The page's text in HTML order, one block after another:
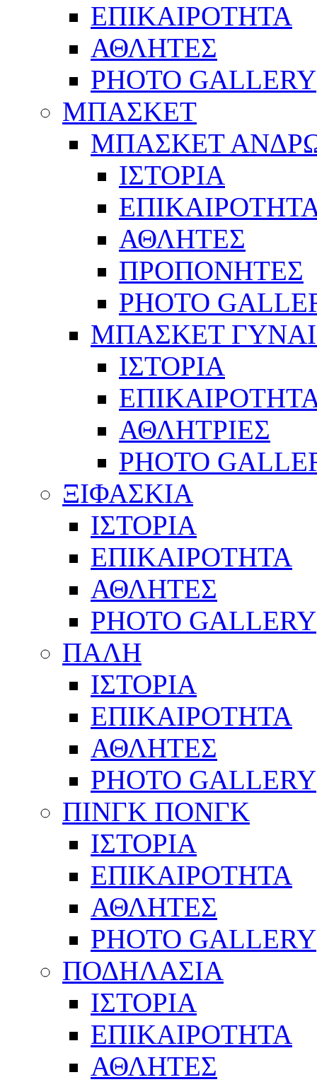
ΕΠΙΚΑΙΡΟΤΗΤΑ
ΑΘΛΗΤΕΣ
PHOTO GALLERY
ΜΠΑΣΚΕΤ
ΜΠΑΣΚΕΤ
ΙΣΤΟΡΙΑ
ΑΘΛΗΤΕΣ
ΠΡΟΠΟΝΗΤΕΣ
PHOTO
ΜΠΑΣΚΕΤ
ΙΣΤΟΡΙΑ
ΑΘΛΗΤΡΙΕΣ
PHOTO
ΞΙΦΑΣΚΙΑ
ΙΣΤΟΡΙΑ
ΕΠΙΚΑΙΡΟΤΗΤΑ
ΑΘΛΗΤΕΣ
PHOTO GALLERY
ΠΑΛΗ
ΙΣΤΟΡΙΑ
ΕΠΙΚΑΙΡΟΤΗΤΑ
ΑΘΛΗΤΕΣ
PHOTO GALLERY
ΠΙΝΓΚ ΠΟΝΓΚ
ΙΣΤΟΡΙΑ
ΕΠΙΚΑΙΡΟΤΗΤΑ
ΑΘΛΗΤΕΣ
PHOTO GALLERY
ΠΟΔΗΛΑΣΙΑ
ΙΣΤΟΡΙΑ
ΕΠΙΚΑΙΡΟΤΗΤΑ
ΑΘΛΗΤΕΣ